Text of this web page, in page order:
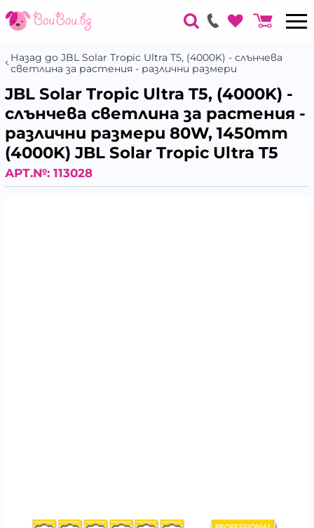
Назад до JBL Solar Tropic Ultra T5, (4000K) - слънчева
светлина за растения - различни размери
JBL Solar Tropic Ultra T5, (4000K) -
слънчева светлина за растения -
различни размери 80W, 1450mm
(4000K) JBL Solar Tropic Ultra T5
АРТ.№: 113028